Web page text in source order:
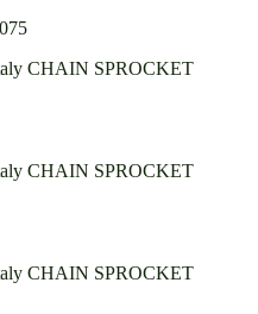
CHAIN SPROCKET
CHAIN SPROCKET
CHAIN SPROCKET